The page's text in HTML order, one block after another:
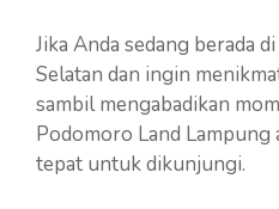
Jika Anda sedang berada
Selatan dan ingin
sambil mengabadikan
Podomoro Land Lampung
tepat untuk dikunjungi.